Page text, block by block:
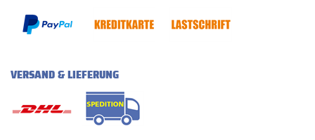
VERSAND & LIEFERUNG